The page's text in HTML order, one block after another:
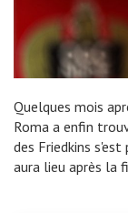
Quelques mois
Roma a enfin
des Friedkins
aura lieu après la